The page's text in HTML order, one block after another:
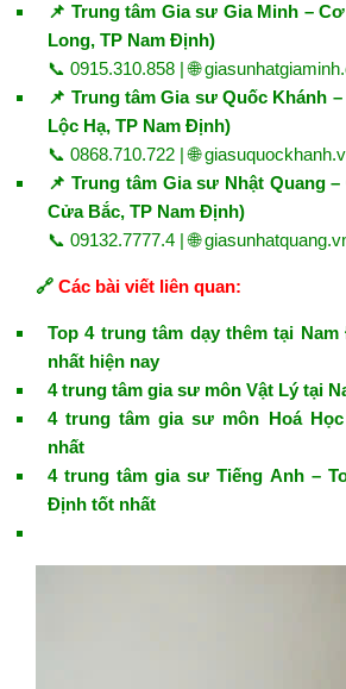
📌 Trung tâm Gia sư Gia Minh –
Long, TP Nam Định)
📞 0915.310.858 | 🌐
📌 Trung tâm Gia sư Quốc Khánh
Lộc Hạ, TP Nam Định)
📞 0868.710.722 | 🌐
📌 Trung tâm Gia sư Nhật Quang
Cửa Bắc, TP Nam Định)
📞 09132.7777.4 | 🌐
🔗 Các bài viết liên quan:
Top 4 trung tâm dạy thêm tại
nhất hiện nay
4 trung tâm gia sư môn Vật Lý tại
4 trung tâm gia sư môn Hoá
nhất
4 trung tâm gia sư Tiếng Anh –
Định tốt nhất